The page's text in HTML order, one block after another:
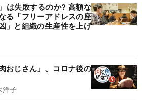
は失敗するのか? 高額な
る「フリーアドレスの座
」と組織の生産性を上げ
おじさん」、コロナ後の
洋子